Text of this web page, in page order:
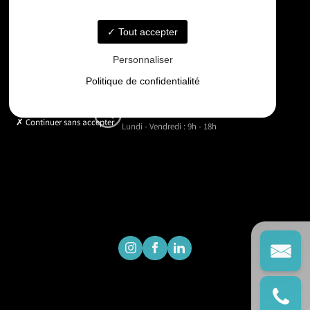
contact@gd-drones-services.fr
Horaires
Lundi - Vendredi : 9h - 18h
Tout accepter
Personnaliser
Politique de confidentialité
Continuer sans accepter